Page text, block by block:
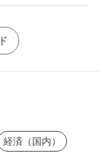
経済（国内）